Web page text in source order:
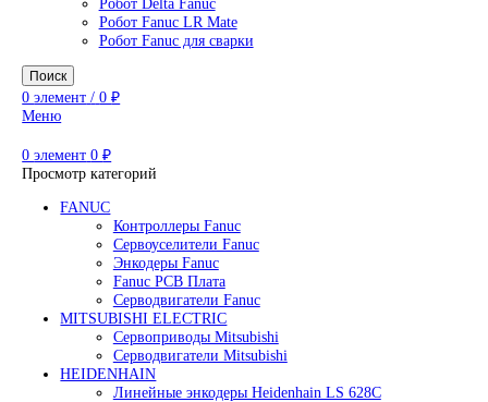
M-2000
M-410
R-1000
Редуктор Fanuc Робот
Робот Delta Fanuc
Робот Fanuc для сварки
элемент 0₽
Меню
элемент 0₽
Просмотр категорий